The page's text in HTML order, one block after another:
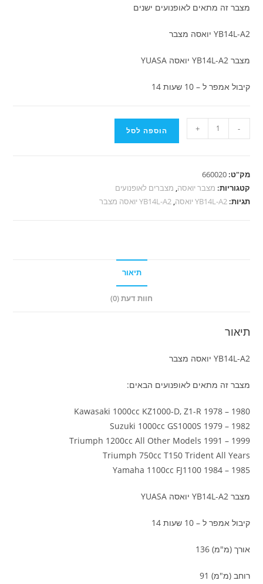
מצבר זה מתאים לאופנועים ישנים
YB14L-A2 יואסה מצבר
מצבר YB14L-A2 יואסה YUASA
קיבול אמפר ל – 10 שעות 14
של
מצבר
-
+ הוספה לסל
מק"ט:660020
קטגוריות: מצבר יואסה, מצברים לאופנועים
תגיות:YB14L-A2 יואסה ,YB14L-A2 יואסה מצבר
תיאור
חוות דעת (0)
תיאור
YB14L-A2 יואסה מצבר
מצבר זה מתאים לאופנועים הבאים:
Kawasaki 1000cc KZ1000-D, Z1-R 1978 – 1980
Suzuki 1000cc GS1000S 1979 – 1982
Triumph 1200cc All Other Models 1991 – 1999
Triumph 750cc T150 Trident All Years
Yamaha 1100cc FJ1100 1984 – 1985
מצבר YB14L-A2 יואסה YUASA
קיבול אמפר ל – 10 שעות 14
אורך (מ"מ) 136
רוחב (מ"מ) 91